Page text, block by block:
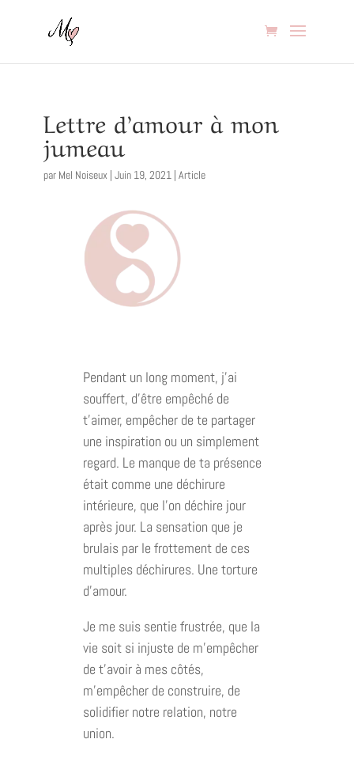
Lettre d’amour à mon
jumeau
par Mel Noiseux | Juin 19, 2021| Article
Pendant un long moment, j’ai
souffert, d’être empêché de
t’aimer, empêcher de te partager
une inspiration ou un simplement
regard. Le manque de ta présence
était comme une déchirure
intérieure, que l’on déchire jour
après jour. La sensation que je
brulais par le frottement de ces
multiples déchirures. Une torture
d’amour.
Je me suis sentie frustrée, que la
vie soit si injuste de m’empêcher
de t’avoir à mes côtés,
m’empêcher de construire, de
solidifier notre relation, notre
union.